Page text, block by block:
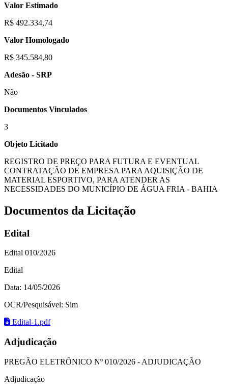
Valor Estimado
R$ 492.334,74
Valor Homologado
R$ 345.584,80
Adesão - SRP
Não
Documentos Vinculados
3
Objeto Licitado
REGISTRO DE PREÇO PARA FUTURA E EVENTUAL
CONTRATAÇÃO DE EMPRESA PARA AQUISIÇÃO DE
MATERIAL ESPORTIVO, PARA ATENDER AS
NECESSIDADES DO MUNICÍPIO DE ÁGUA FRIA - BAHIA
Documentos da Licitação
Edital
Edital 010/2026
Edital
Data: 14/05/2026
OCR/Pesquisável: Sim
Edital-1.pdf
Adjudicação
PREGÃO ELETRÔNICO Nº 010/2026 - ADJUDICAÇÃO
Adjudicação